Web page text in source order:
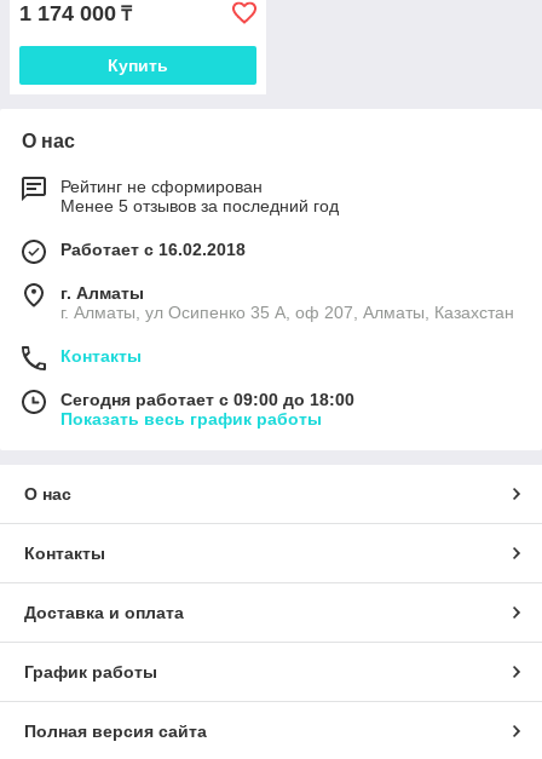
1 174 000 ₸
Купить
О нас
Рейтинг не сформирован
Менее 5 отзывов за последний год
Работает с 16.02.2018
г. Алматы
г. Алматы, ул Осипенко 35 А, оф 207, Алматы, Казахстан
Контакты
Сегодня работает с 09:00 до 18:00
Показать весь график работы
О нас
Контакты
Доставка и оплата
График работы
Полная версия сайта